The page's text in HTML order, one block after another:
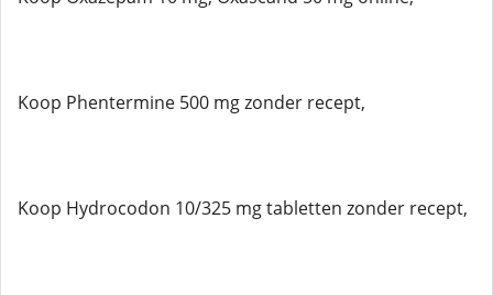
Koop Phentermine 500 mg zonder recept,
Koop Hydrocodon 10/325 mg tabletten zonder recept,